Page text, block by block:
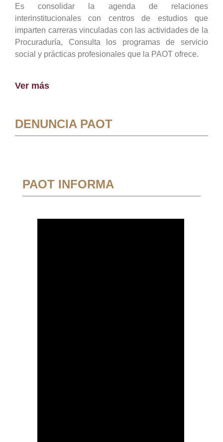
Es consolidar la agenda de relaciones
interinstitucionales con centros de estudios que
imparten carreras vinculadas con las actividades de la
Procuraduría, Consulta los programas de servicio
social y prácticas profesionales que la PAOT ofrece.
Ver más
DENUNCIA PAOT
PAOT INFORMA